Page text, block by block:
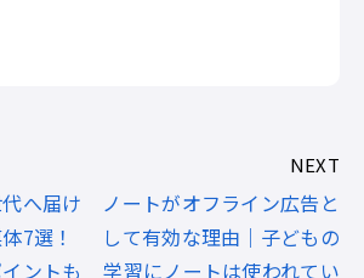
へ届け
7選！
ントも
NEXT
ノートがオフライン広告と
して有効な理由｜子どもの
学習にノートは使われてい